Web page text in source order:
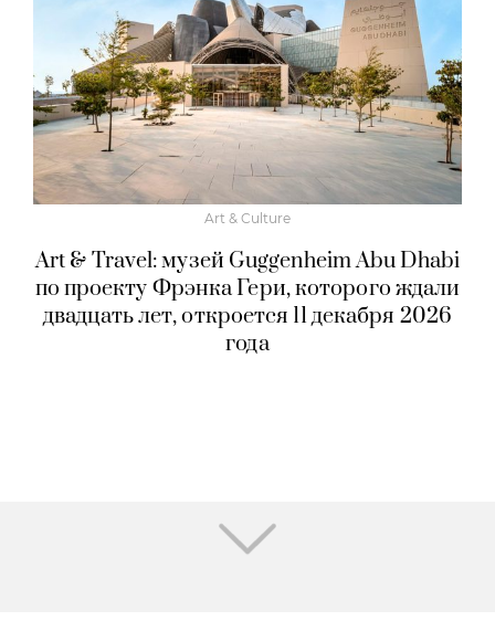
Art & Culture
Art & Travel: музей Guggenheim Abu Dhabi
по проекту Фрэнка Гери, которого ждали
двадцать лет, откроется 11 декабря 2026
года